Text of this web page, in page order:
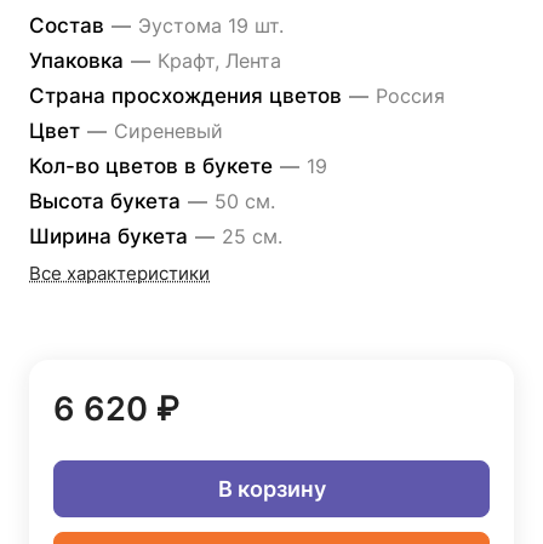
Состав — Эустома 19 шт.
Упаковка — Крафт, Лента
Страна просхождения цветов — Россия
Цвет — Сиреневый
Кол-во цветов в букете — 19
Высота букета — 50 см.
Ширина букета — 25 см.
Все характеристики
6 620 ₽
В корзину